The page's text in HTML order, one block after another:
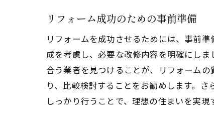
リフォーム成功のための事前準備
リフォームを成功させるためには、事前
成を考慮し、必要な改修内容を明確にし
合う業者を見つけることが、リフォーム
り、比較検討することをお勧めします。
しっかり行うことで、理想の住まいを実